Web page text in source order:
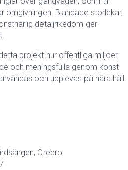
omgivningen. Blandade storlekar,
detaljrikedom ger
projekt hur offentliga miljöer
och meningsfulla genom konst
och upplevas på nära håll.
Örebro